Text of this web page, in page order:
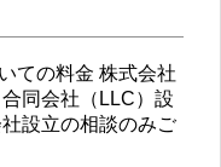
ての料金 株式会社
同会社（LLC）設
設立の相談のみご